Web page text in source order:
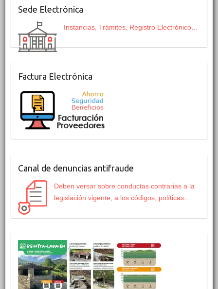
Sede Electrónica
Instancias, Trámites, Registro Electrónico…
Factura Electrónica
Canal de denuncias antifraude
Deben versar sobre conductas contrarias a la
legislación vigente, a los códigos, políticas...